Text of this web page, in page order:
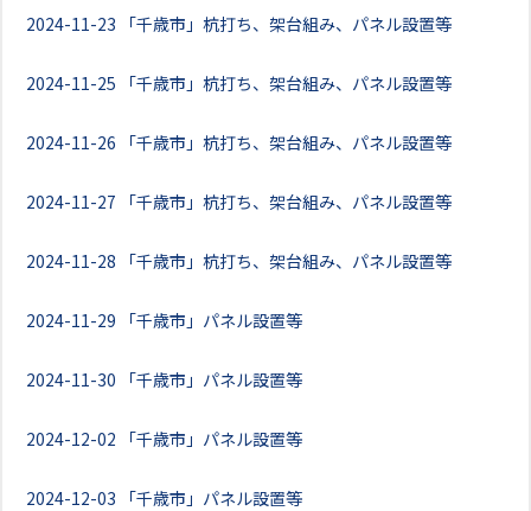
2024-11-23 「千歳市」杭打ち、架台組み、パネル設置等
2024-11-25 「千歳市」杭打ち、架台組み、パネル設置等
2024-11-26 「千歳市」杭打ち、架台組み、パネル設置等
2024-11-27 「千歳市」杭打ち、架台組み、パネル設置等
2024-11-28 「千歳市」杭打ち、架台組み、パネル設置等
2024-11-29 「千歳市」パネル設置等
2024-11-30 「千歳市」パネル設置等
2024-12-02 「千歳市」パネル設置等
2024-12-03 「千歳市」パネル設置等